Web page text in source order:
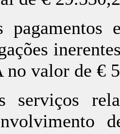
pagamentos
no valor de €
serviços